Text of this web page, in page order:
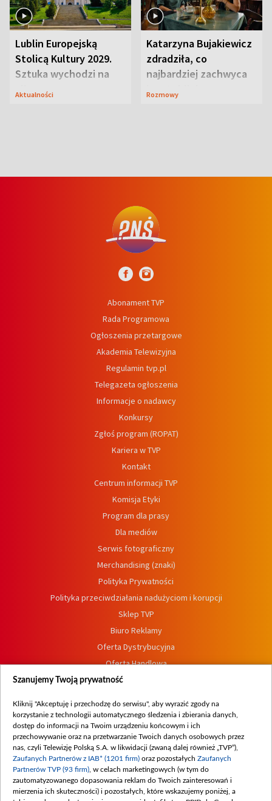
Lublin Europejską
Stolicą Kultury 2029.
Sztuka wychodzi na
ulice
Aktualności
Katarzyna Bujakiewicz
zdradziła, co
najbardziej zachwyca
ją w Lublinie
Rozmowy
Abonament TVP
Rada Programowa
Ogłoszenia przetargowe
Akademia Telewizyjna
Regulamin tvp.pl
Telegazeta ogłoszenia
Informacje o nadawcy
Konkursy
Zgłoś program (ROPAT)
Kariera w TVP
Kontakt
Centrum informacji TVP
Komisja Etyki
Program dla prasy
Dla mediów
Serwis fotograficzny
Merchandising (znaki)
Polityka Prywatności
Polityka przeciwdziałania nadużyciom i korupcji
Sklep TVP
Biuro Reklamy
Oferta Dystrybucyjna
Oferta Handlowa
Dostępność
Procedura zgłoszeń wewnętrznych
Szanujemy Twoją prywatność
Kliknij "Akceptuję i przechodzę do serwisu", aby wyrazić zgody na
korzystanie z technologii automatycznego śledzenia i zbierania danych,
dostęp do informacji na Twoim urządzeniu końcowym i ich
przechowywanie oraz na przetwarzanie Twoich danych osobowych przez
nas, czyli Telewizję Polską S.A. w likwidacji (zwaną dalej również „TVP”),
Zaufanych Partnerów z IAB* (1201 firm) oraz pozostałych Zaufanych
Partnerów TVP (93 firm) , w celach marketingowych (w tym do
zautomatyzowanego dopasowania reklam do Twoich zainteresowań i
mierzenia ich skuteczności) i pozostałych, które wskazujemy poniżej, a